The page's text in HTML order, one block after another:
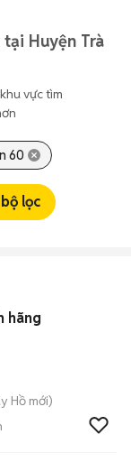
Huyện Trà
vực tìm
60
lọc
hãng
Hồ mới)